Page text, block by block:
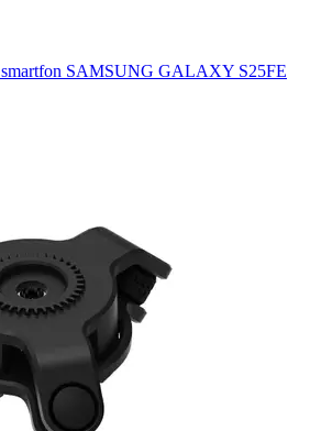
smartfon SAMSUNG GALAXY S25FE